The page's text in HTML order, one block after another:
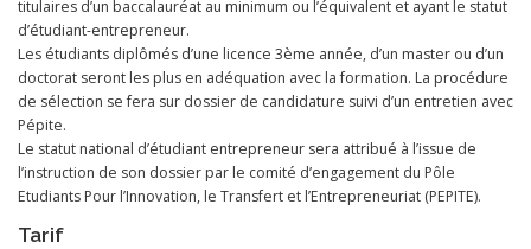
titulaires d’un baccalauréat au minimum ou l’équivalent et ayant le statut
d’étudiant-entrepreneur.
Les étudiants diplômés d’une licence 3ème année, d’un master ou d’un
doctorat seront les plus en adéquation avec la formation. La procédure
de sélection se fera sur dossier de candidature suivi d’un entretien avec
Pépite.
Le statut national d’étudiant entrepreneur sera attribué à l’issue de
l’instruction de son dossier par le comité d’engagement du Pôle
Etudiants Pour l’Innovation, le Transfert et l’Entrepreneuriat (PEPITE).
Tarif